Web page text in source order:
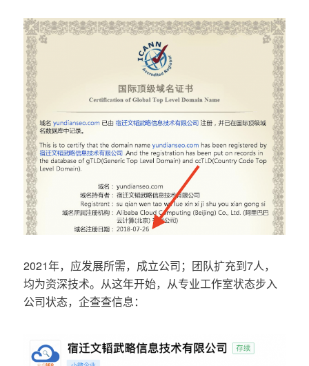
2021年，应发展所需，成立公司；团队扩充到7人，
均为资深技术。从这年开始，从专业工作室状态步入
公司状态，企查查信息：